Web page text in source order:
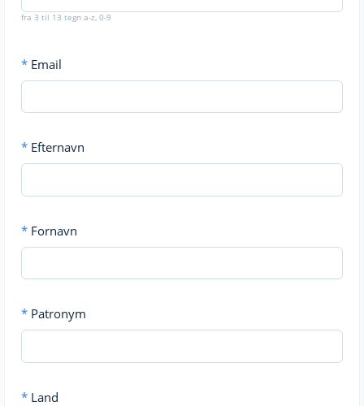
fra 3 til 13 tegn a-z, 0-9
* Email
* Efternavn
* Fornavn
* Patronym
* Land